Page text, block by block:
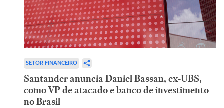
SETOR FINANCEIRO
Santander anuncia Daniel Bassan, ex-UBS,
como VP de atacado e banco de investimento
no Brasil